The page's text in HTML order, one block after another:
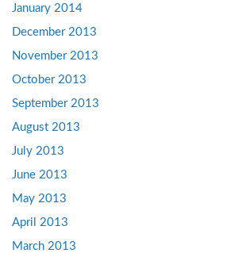
January 2014
December 2013
November 2013
October 2013
September 2013
August 2013
July 2013
June 2013
May 2013
April 2013
March 2013